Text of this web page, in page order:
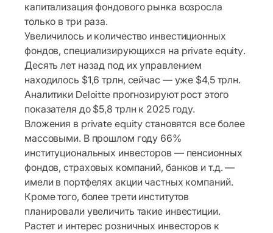
капитализация фондового рынка возросла
только в три раза.
Увеличилось и количество инвестиционных
фондов, специализирующихся на private equity.
Десять лет назад под их управлением
находилось $1,6 трлн, сейчас — уже $4,5 трлн.
Аналитики Deloitte прогнозируют рост этого
показателя до $5,8 трлн к 2025 году.
Вложения в private equity становятся все более
массовыми. В прошлом году 66%
институциональных инвесторов — пенсионных
фондов, страховых компаний, банков и т.д. —
имели в портфелях акции частных компаний.
Кроме того, более трети институтов
планировали увеличить такие инвестиции.
Растет и интерес розничных инвесторов к